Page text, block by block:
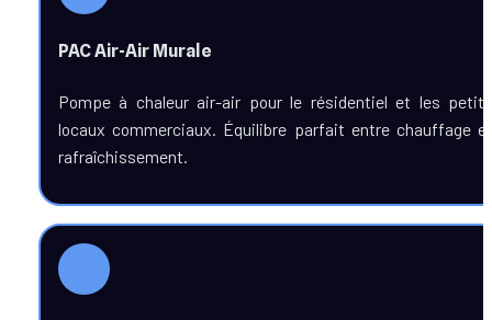
PAC Air-Air Murale
Pompe à chaleur air-air pour le résidentiel et les
locaux commerciaux. Équilibre parfait entre chauffage
rafraîchissement.